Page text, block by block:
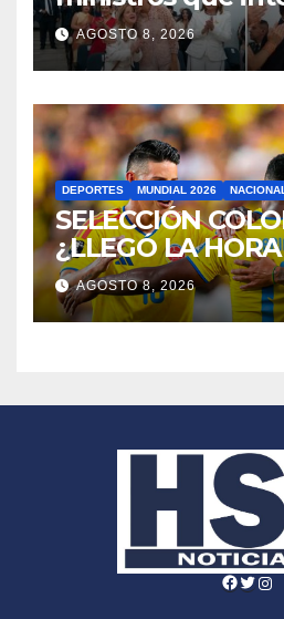
gabinete
AGOSTO 8, 2026
DEPORTES MUNDIAL 2026
SELECCIÓN
¿LLEGÓ LA
RELEVO
AGOSTO 8, 2026
Twitter